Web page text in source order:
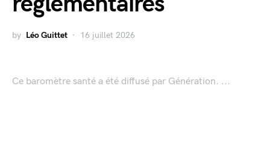
by Léo Guittet 16 juillet 2026
Ce baromètre santé a été diffusé par Génération. ...